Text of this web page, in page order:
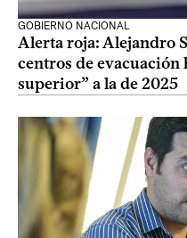
GOBIERNO NACIONAL
Alerta roja: Alejandro
centros de evacuación
superior” a la de 2025